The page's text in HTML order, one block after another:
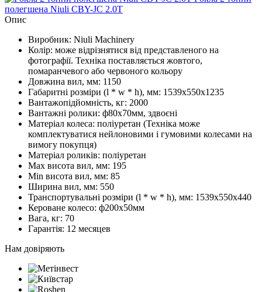
полегшена Niuli CBY-JC 2.0T
Опис
Виробник: Niuli Machinery
Колір: може відрізнятися від представленого на
фотографії. Техніка поставляється жовтого,
помаранчевого або червоного кольору
Довжина вил, мм: 1150
Габаритні розміри (l * w * h), мм: 1539х550х1235
Вантажопідйомність, кг: 2000
Вантажні ролики: ф80х70мм, здвоєні
Матеріал колеса: поліуретан (Техніка може
комплектуватися нейлоновими і гумовими колесами на
вимогу покупця)
Матеріал роликів: поліуретан
Мax висота вил, мм: 195
Мin висота вил, мм: 85
Ширина вил, мм: 550
Транспортувальні розміри (l * w * h), мм: 1539х550х440
Кероване колесо: ф200х50мм
Вага, кг: 70
Гарантія: 12 месяцев
Нам довіряють